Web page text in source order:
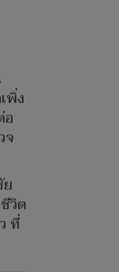
พิ่ง
จ
วิต
ที่